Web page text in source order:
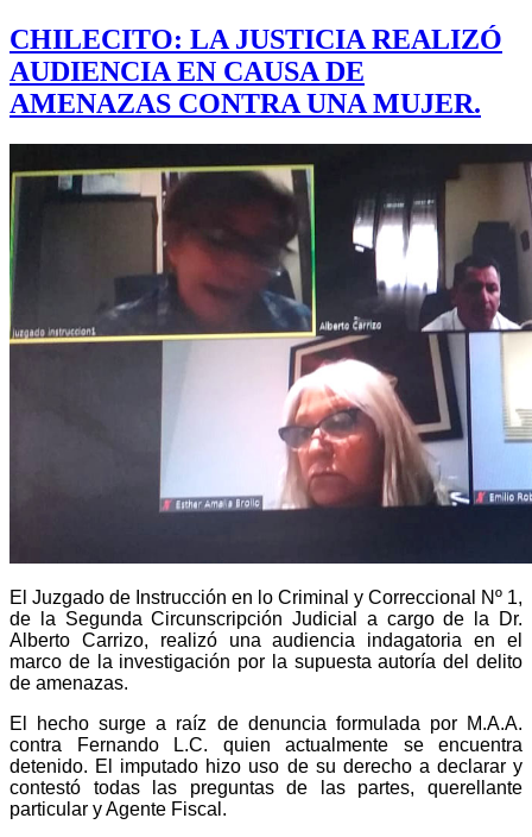
CHILECITO: LA JUSTICIA REALIZÓ
AUDIENCIA EN CAUSA DE
AMENAZAS CONTRA UNA MUJER.
El Juzgado de Instrucción en lo Criminal y Correccional Nº 1,
de la Segunda Circunscripción Judicial a cargo de la Dr.
Alberto Carrizo, realizó una audiencia indagatoria en el
marco de la investigación por la supuesta autoría del delito
de amenazas.
El hecho surge a raíz de denuncia formulada por M.A.A.
contra Fernando L.C. quien actualmente se encuentra
detenido. El imputado hizo uso de su derecho a declarar y
contestó todas las preguntas de las partes, querellante
particular y Agente Fiscal.